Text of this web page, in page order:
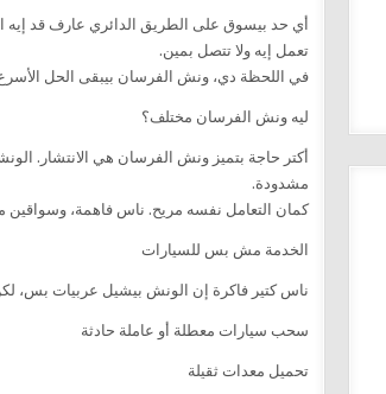
أي حد بيسوق على الطريق الدائري عارف قد
تعمل إيه ولا تتصل بمين.
في اللحظة دي، ونش الفرسان بيبقى الحل
ليه ونش الفرسان مختلف؟
مشدودة.
كمان التعامل نفسه مريح. ناس فاهمة، وسواقين
الخدمة مش بس للسيارات
ناس كتير فاكرة إن الونش بيشيل عربيات بس،
سحب سيارات معطلة أو عاملة حادثة
تحميل معدات ثقيلة